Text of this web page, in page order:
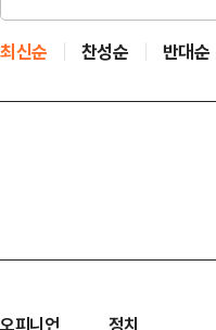
최신순 찬성순 반대순
오피니언 정치